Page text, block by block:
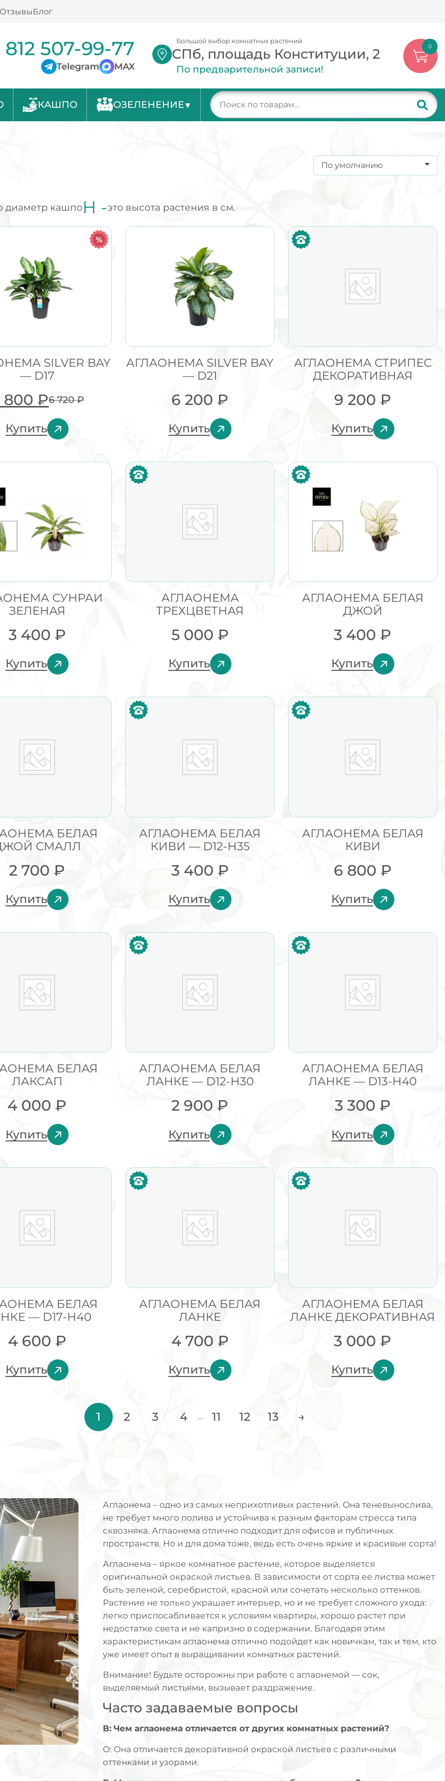
Отзывы Блог
812 507-99-77
Telegram MAX
Большой выбор комнатных растений
СПб, площадь Конституции, 2
По предварительной записи!
0
КАШПО ОЗЕЛЕНЕНИЕ
По умолчанию
диаметр кашпоH -это высота растения в см.
%
SILVER BAY
— D17
6 720₽
800 ₽
Купить
АГЛАОНЕМА SILVER BAY
— D21
6 200 ₽
Купить
АГЛАОНЕМА СТРИПЕС
ДЕКОРАТИВНАЯ
9 200 ₽
Купить
СУНРАИ
ЗЕЛЕНАЯ
3 400 ₽
Купить
АГЛАОНЕМА
ТРЕХЦВЕТНАЯ
5 000 ₽
Купить
АГЛАОНЕМА БЕЛАЯ
ДЖОЙ
3 400 ₽
Купить
БЕЛАЯ
СМАЛЛ
2 700 ₽
Купить
АГЛАОНЕМА БЕЛАЯ
КИВИ — D12-H35
3 400 ₽
Купить
АГЛАОНЕМА БЕЛАЯ
КИВИ
6 800 ₽
Купить
БЕЛАЯ
ЛАКСАП
4 000 ₽
Купить
АГЛАОНЕМА БЕЛАЯ
ЛАНКЕ — D12-H30
2 900 ₽
Купить
АГЛАОНЕМА БЕЛАЯ
ЛАНКЕ — D13-H40
3 300 ₽
Купить
БЕЛАЯ
— D17-H40
4 600 ₽
Купить
АГЛАОНЕМА БЕЛАЯ
ЛАНКЕ
4 700 ₽
Купить
АГЛАОНЕМА БЕЛАЯ
ЛАНКЕ ДЕКОРАТИВНАЯ
3 000 ₽
Купить
1 2 3 4 … 11 12 13 →
Аглаонема – одно из самых неприхотливых растений. Она теневынослива,
не требует много полива и устойчива к разным факторам стресса типа
сквозняка. Аглаонема отлично подходит для офисов и публичных
пространств. Но и для дома тоже, ведь есть очень яркие и красивые сорта!
Аглаонема – яркое комнатное растение, которое выделяется
оригинальной окраской листьев. В зависимости от сорта ее листва может
быть зеленой, серебристой, красной или сочетать несколько оттенков.
Растение не только украшает интерьер, но и не требует сложного ухода:
легко приспосабливается к условиям квартиры, хорошо растет при
недостатке света и не капризно в содержании. Благодаря этим
характеристикам аглаонема отлично подойдет как новичкам, так и тем, кто
уже имеет опыт в выращивании комнатных растений.
Внимание! Будьте осторожны при работе с аглаонемой — сок,
выделяемый листьями, вызывает раздражение.
Часто задаваемые вопросы
В: Чем аглаонема отличается от других комнатных растений?
О: Она отличается декоративной окраской листьев с различными
оттенками и узорами.